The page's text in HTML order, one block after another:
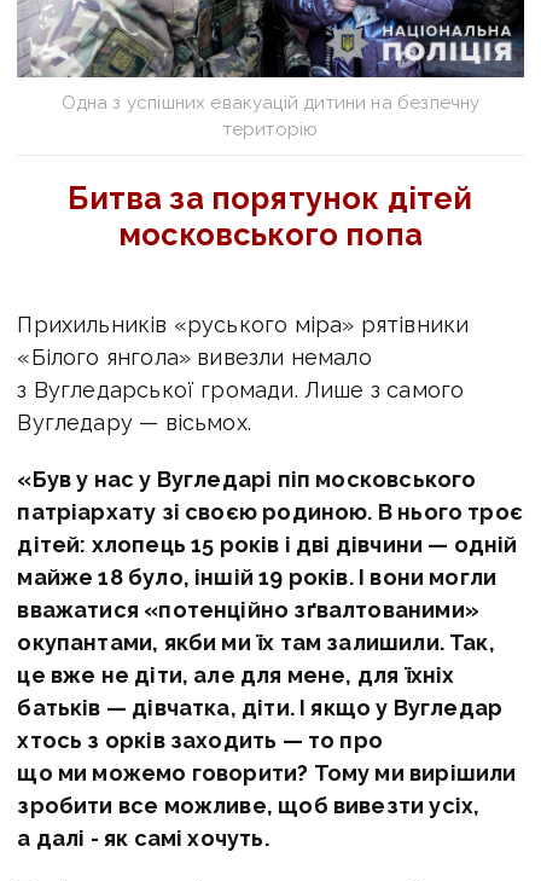
Одна з успішних евакуацій дитини на безпечну
територію
Битва за порятунок дітей
московського попа
Прихильників «руського міра» рятівники
«Білого янгола» вивезли немало
з Вугледарської громади. Лише з самого
Вугледару — вісьмох.
«Був у нас у Вугледарі піп московського
патріархату зі своєю родиною. В нього троє
дітей: хлопець 15 років і дві дівчини — одній
майже 18 було, іншій 19 років. І вони могли
вважатися «потенційно зґвалтованими»
окупантами, якби ми їх там залишили. Так,
це вже не діти, але для мене, для їхніх
батьків — дівчатка, діти. І якщо у Вугледар
хтось з орків заходить — то про
що ми можемо говорити? Тому ми вирішили
зробити все можливе, щоб вивезти усіх,
а далі - як самі хочуть.